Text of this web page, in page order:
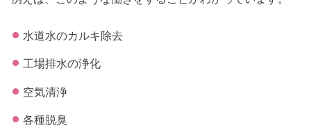
水道水のカルキ除去
工場排水の浄化
空気清浄
各種脱臭